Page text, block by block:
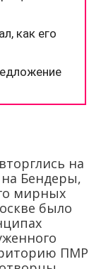
на
Бендеры,
мирных
было
ПМР